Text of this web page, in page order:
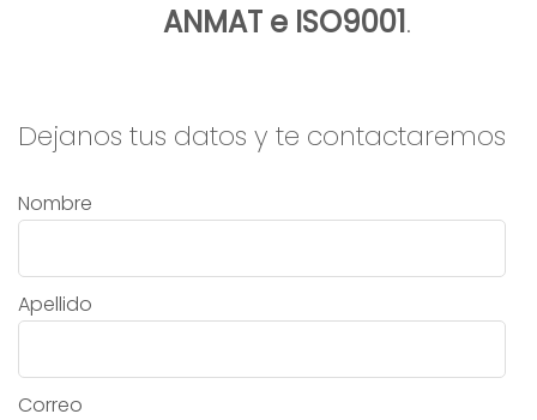
ANMAT e ISO9001.
Dejanos tus datos y te contactaremos
Nombre
Apellido
Correo